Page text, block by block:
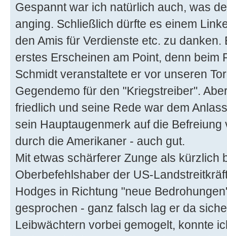
Gespannt war ich natürlich auch, was
anging. Schließlich dürfte es einem
den Amis für Verdienste etc. zu
erstes Erscheinen am Point, denn beim
Schmidt veranstaltete er vor unseren
Gegendemo für den "Kriegstreiber".
friedlich und seine Rede war dem
sein Hauptaugenmerk auf die
durch die Amerikaner - auch gut.
Mit etwas schärferer Zunge als kürzlich
Oberbefehlshaber der US-
Hodges in Richtung "neue
gesprochen - ganz falsch lag er da
Leibwächtern vorbei gemogelt, konnte